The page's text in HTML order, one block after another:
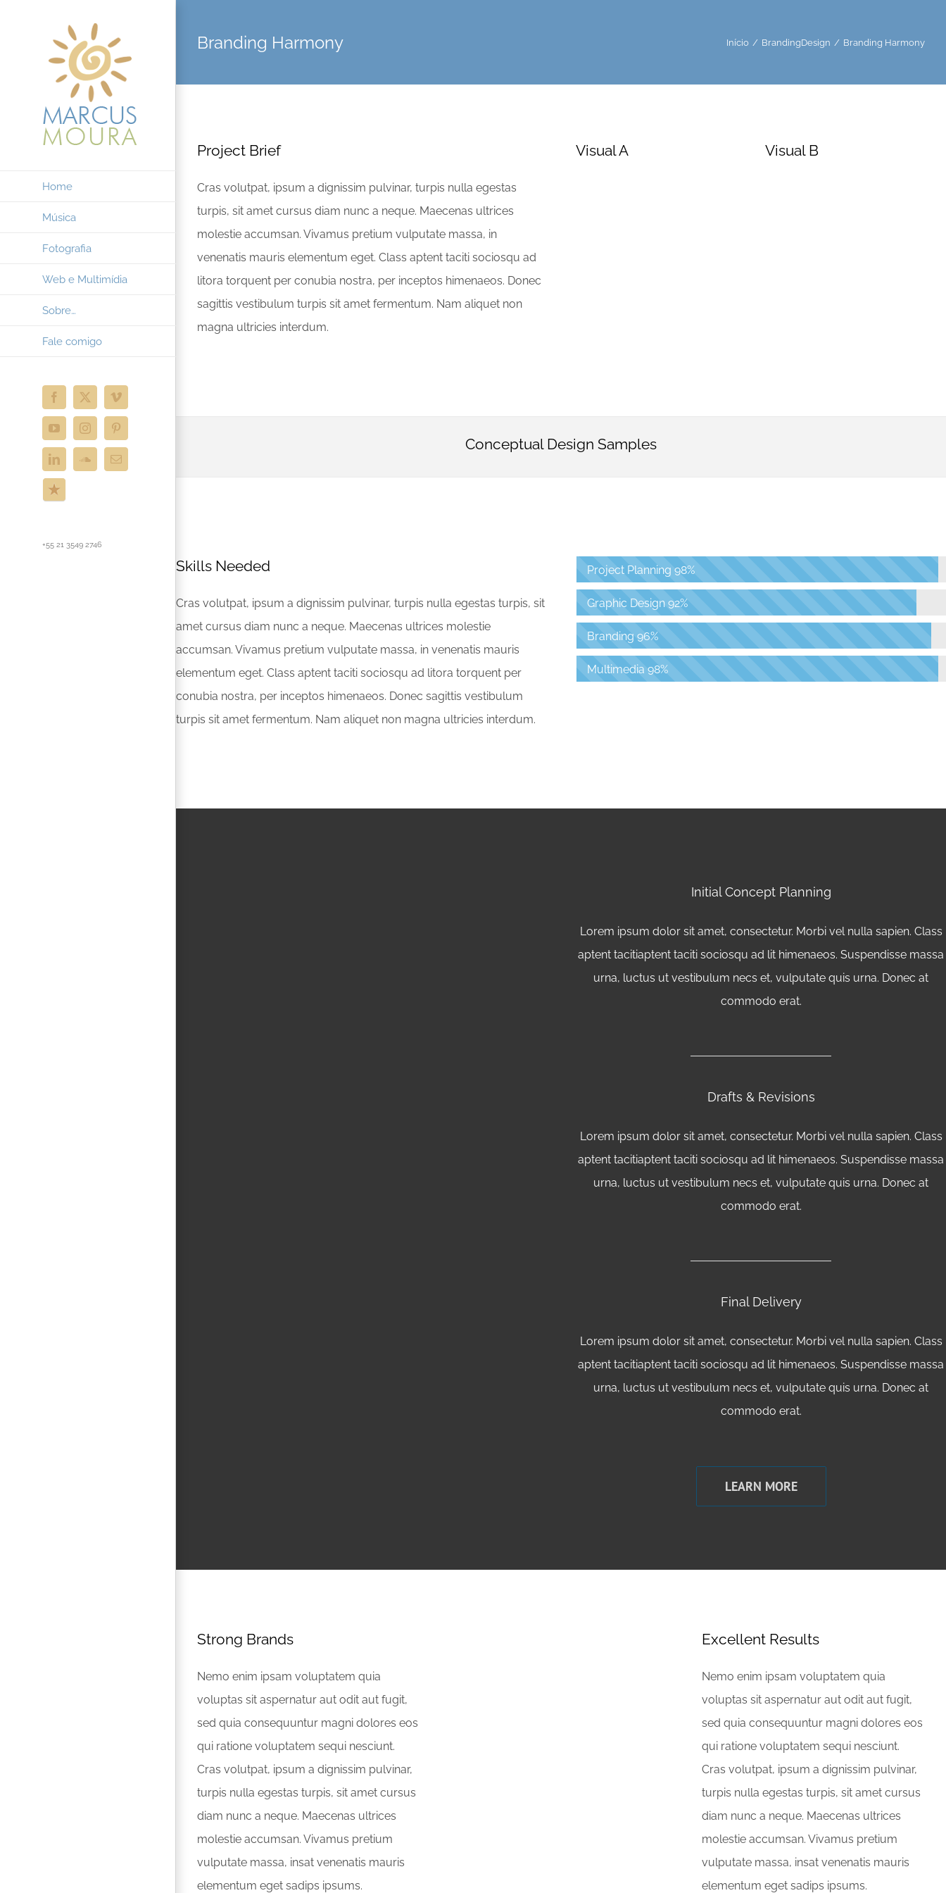
Home
Música
Fotografia
Web e Multimídia
Sobre…
Fale comigo
Facebook
X Vimeo
YouTubeInstagramPinterest
LinkedInSoundCloud
E-
mail
ReverbNation
+55 21 3549 2746
Branding Harmony Início BrandingDesign Branding Harmony
Project Brief
Cras volutpat, ipsum a dignissim pulvinar, turpis nulla egestas
turpis, sit amet cursus diam nunc a neque. Maecenas ultrices
molestie accumsan. Vivamus pretium vulputate massa, in
venenatis mauris elementum eget. Class aptent taciti sociosqu ad
litora torquent per conubia nostra, per inceptos himenaeos. Donec
sagittis vestibulum turpis sit amet fermentum. Nam aliquet non
magna ultricies interdum.
Visual A Visual B
Conceptual Design Samples
Skills Needed
Cras volutpat, ipsum a dignissim pulvinar, turpis nulla egestas turpis, sit
amet cursus diam nunc a neque. Maecenas ultrices molestie
accumsan. Vivamus pretium vulputate massa, in venenatis mauris
elementum eget. Class aptent taciti sociosqu ad litora torquent per
conubia nostra, per inceptos himenaeos. Donec sagittis vestibulum
turpis sit amet fermentum. Nam aliquet non magna ultricies interdum.
Project Planning 98%
Graphic Design 92%
Branding 96%
Multimedia 98%
Initial Concept Planning
Lorem ipsum dolor sit amet, consectetur. Morbi vel nulla sapien. Class
aptent tacitiaptent taciti sociosqu ad lit himenaeos. Suspendisse massa
urna, luctus ut vestibulum necs et, vulputate quis urna. Donec at
commodo erat.
Drafts & Revisions
Lorem ipsum dolor sit amet, consectetur. Morbi vel nulla sapien. Class
aptent tacitiaptent taciti sociosqu ad lit himenaeos. Suspendisse massa
urna, luctus ut vestibulum necs et, vulputate quis urna. Donec at
commodo erat.
Final Delivery
Lorem ipsum dolor sit amet, consectetur. Morbi vel nulla sapien. Class
aptent tacitiaptent taciti sociosqu ad lit himenaeos. Suspendisse massa
urna, luctus ut vestibulum necs et, vulputate quis urna. Donec at
commodo erat.
LEARN MORE
Strong Brands
Nemo enim ipsam voluptatem quia
voluptas sit aspernatur aut odit aut fugit,
sed quia consequuntur magni dolores eos
qui ratione voluptatem sequi nesciunt.
Cras volutpat, ipsum a dignissim pulvinar,
turpis nulla egestas turpis, sit amet cursus
diam nunc a neque. Maecenas ultrices
molestie accumsan. Vivamus pretium
vulputate massa, insat venenatis mauris
elementum eget sadips ipsums.
Excellent Results
Nemo enim ipsam voluptatem quia
voluptas sit aspernatur aut odit aut fugit,
sed quia consequuntur magni dolores eos
qui ratione voluptatem sequi nesciunt.
Cras volutpat, ipsum a dignissim pulvinar,
turpis nulla egestas turpis, sit amet cursus
diam nunc a neque. Maecenas ultrices
molestie accumsan. Vivamus pretium
vulputate massa, insat venenatis mauris
elementum eget sadips ipsums.